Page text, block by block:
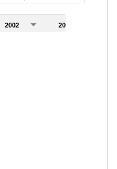
2002 2003